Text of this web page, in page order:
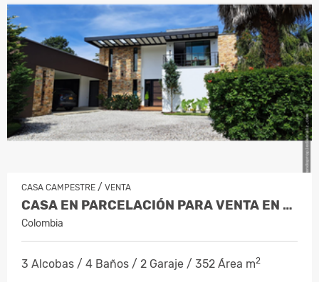
CASA CAMPESTRE / VENTA
CASA EN PARCELACIÓN PARA VENTA EN RIO…
Colombia
3 Alcobas / 4 Baños / 2 Garaje / 352 Área m2